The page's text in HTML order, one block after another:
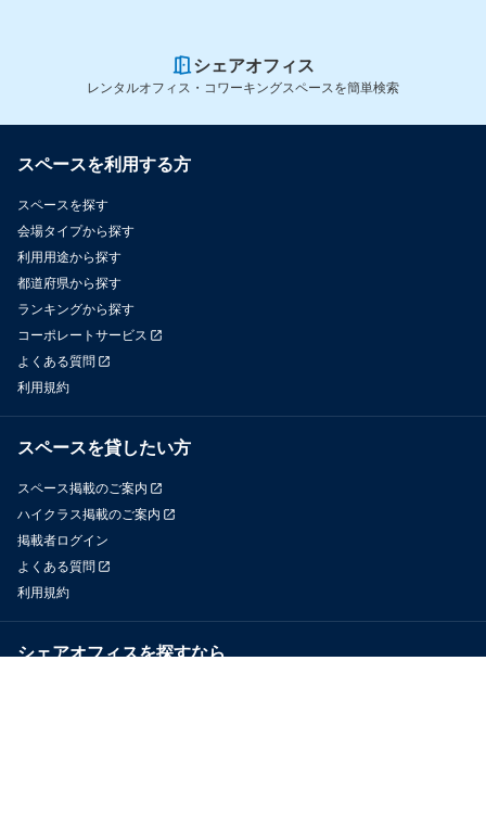
シェアオフィス
レンタルオフィス・コワーキングスペースを簡単検索
スペースを利用する方
スペースを探す
会場タイプから探す
利用用途から探す
都道府県から探す
ランキングから探す
コーポレートサービス
よくある質問
利用規約
スペースを貸したい方
スペース掲載のご案内
ハイクラス掲載のご案内
掲載者ログイン
よくある質問
利用規約
シェアオフィスを探すなら